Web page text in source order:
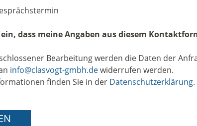
dass meine Angaben aus diesem
Bearbeitung werden die Daten der
info@clasvogt-gmbh.dewiderrufen werden.
finden Sie in der Datenschutzerklärung.